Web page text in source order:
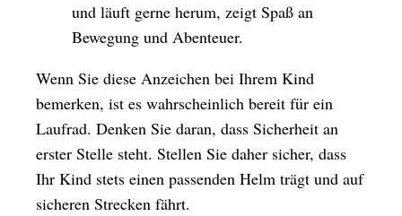
und läuft gerne herum, zeigt Spaß an
Bewegung und Abenteuer.
Wenn Sie diese Anzeichen bei Ihrem Kind
bemerken, ist es wahrscheinlich bereit für ein
Laufrad. Denken Sie daran, dass Sicherheit an
erster Stelle steht. Stellen Sie daher sicher, dass
Ihr Kind stets einen passenden Helm trägt und auf
sicheren Strecken fährt.